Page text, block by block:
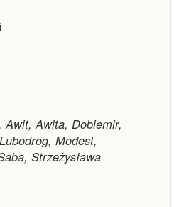
Awita, Dobiemir,
Modest,
Strzeżysława